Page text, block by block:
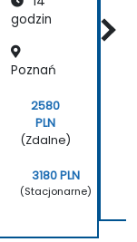
godzin
Poznań
2580
PLN
(Zdalne)
3180 PLN
(Stacjonarne)